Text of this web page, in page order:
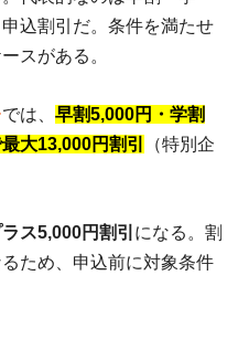
込割引だ。条件を満たせ
スがある。
では、 早割5,000円・学割
大13,000円割引
（特別企
ス5,000円割引 になる。割
ため、申込前に対象条件